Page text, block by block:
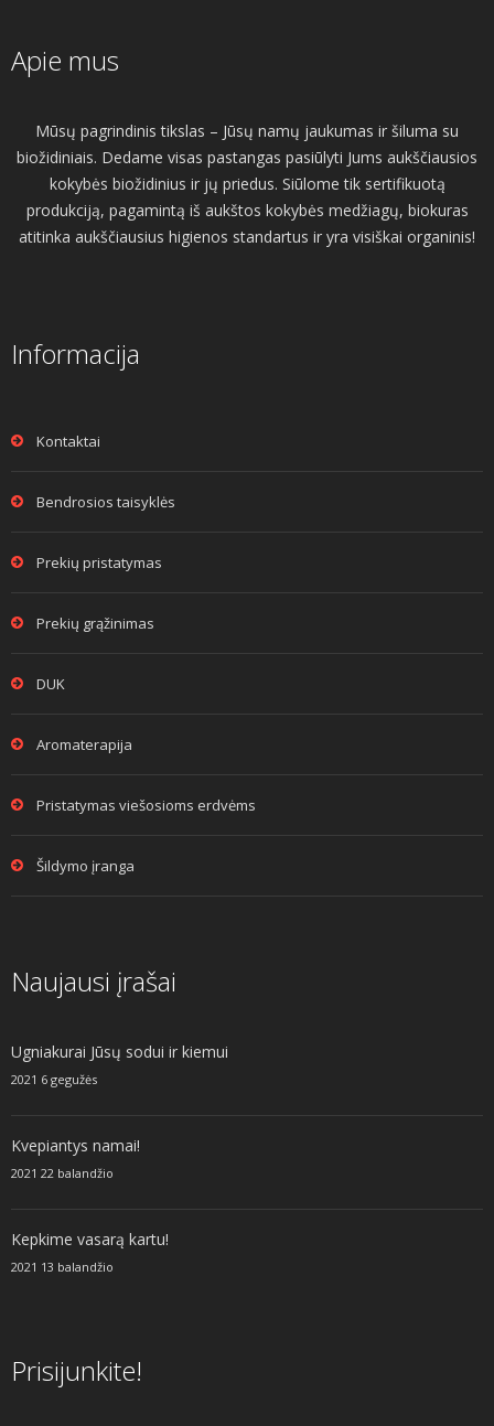
Apie mus
Mūsų pagrindinis tikslas – Jūsų namų jaukumas ir šiluma su
biožidiniais. Dedame visas pastangas pasiūlyti Jums aukščiausios
kokybės biožidinius ir jų priedus. Siūlome tik sertifikuotą
produkciją, pagamintą iš aukštos kokybės medžiagų, biokuras
atitinka aukščiausius higienos standartus ir yra visiškai organinis!
Informacija
Kontaktai
Bendrosios taisyklės
Prekių pristatymas
Prekių grąžinimas
DUK
Aromaterapija
Pristatymas viešosioms erdvėms
Šildymo įranga
Naujausi įrašai
Ugniakurai Jūsų sodui ir kiemui
2021 6 gegužės
Kvepiantys namai!
2021 22 balandžio
Kepkime vasarą kartu!
2021 13 balandžio
Prisijunkite!